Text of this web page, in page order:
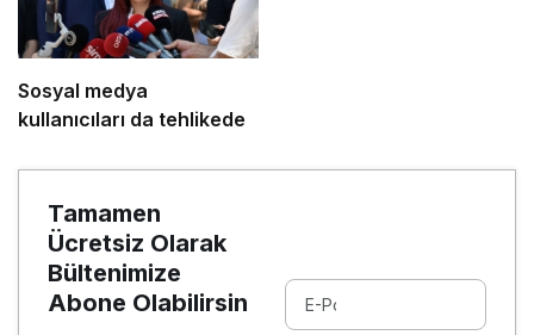
Sosyal medya
kullanıcıları da tehlikede
Tamamen
Ücretsiz Olarak
Bültenimize
Abone Olabilirsin